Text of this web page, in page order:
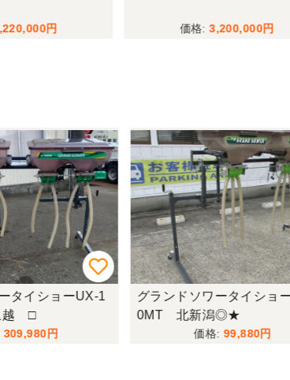
3,200,000
イショーUX-1
□
グランドソワータイショー
0MT 北新潟◎★
99,880